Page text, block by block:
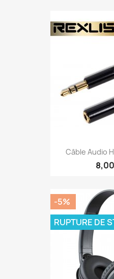
Câble Audio
-5%
RUPTURE DE